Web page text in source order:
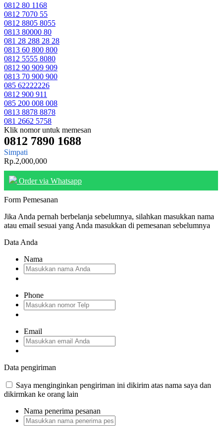
0812 80 1168
0812 7070 55
0812 8805 8055
0813 80000 80
081 28 288 28 28
0813 60 800 800
0812 5555 8080
0812 90 909 909
0813 70 900 900
085 62222226
0812 900 911
085 200 008 008
0813 8878 8878
081 2662 5758
Klik nomor untuk memesan
0812 7890 1688
Simpati
Rp.2,000,000
Order via Whatsapp
Form Pemesanan
Jika Anda pernah berbelanja sebelumnya, silahkan masukkan nama
atau email sesuai yang Anda masukkan di pemesanan sebelumnya
Data Anda
Nama
Phone
Email
Data pengiriman
Saya menginginkan pengiriman ini dikirim atas nama saya dan
dikirmkan ke orang lain
Nama penerima pesanan